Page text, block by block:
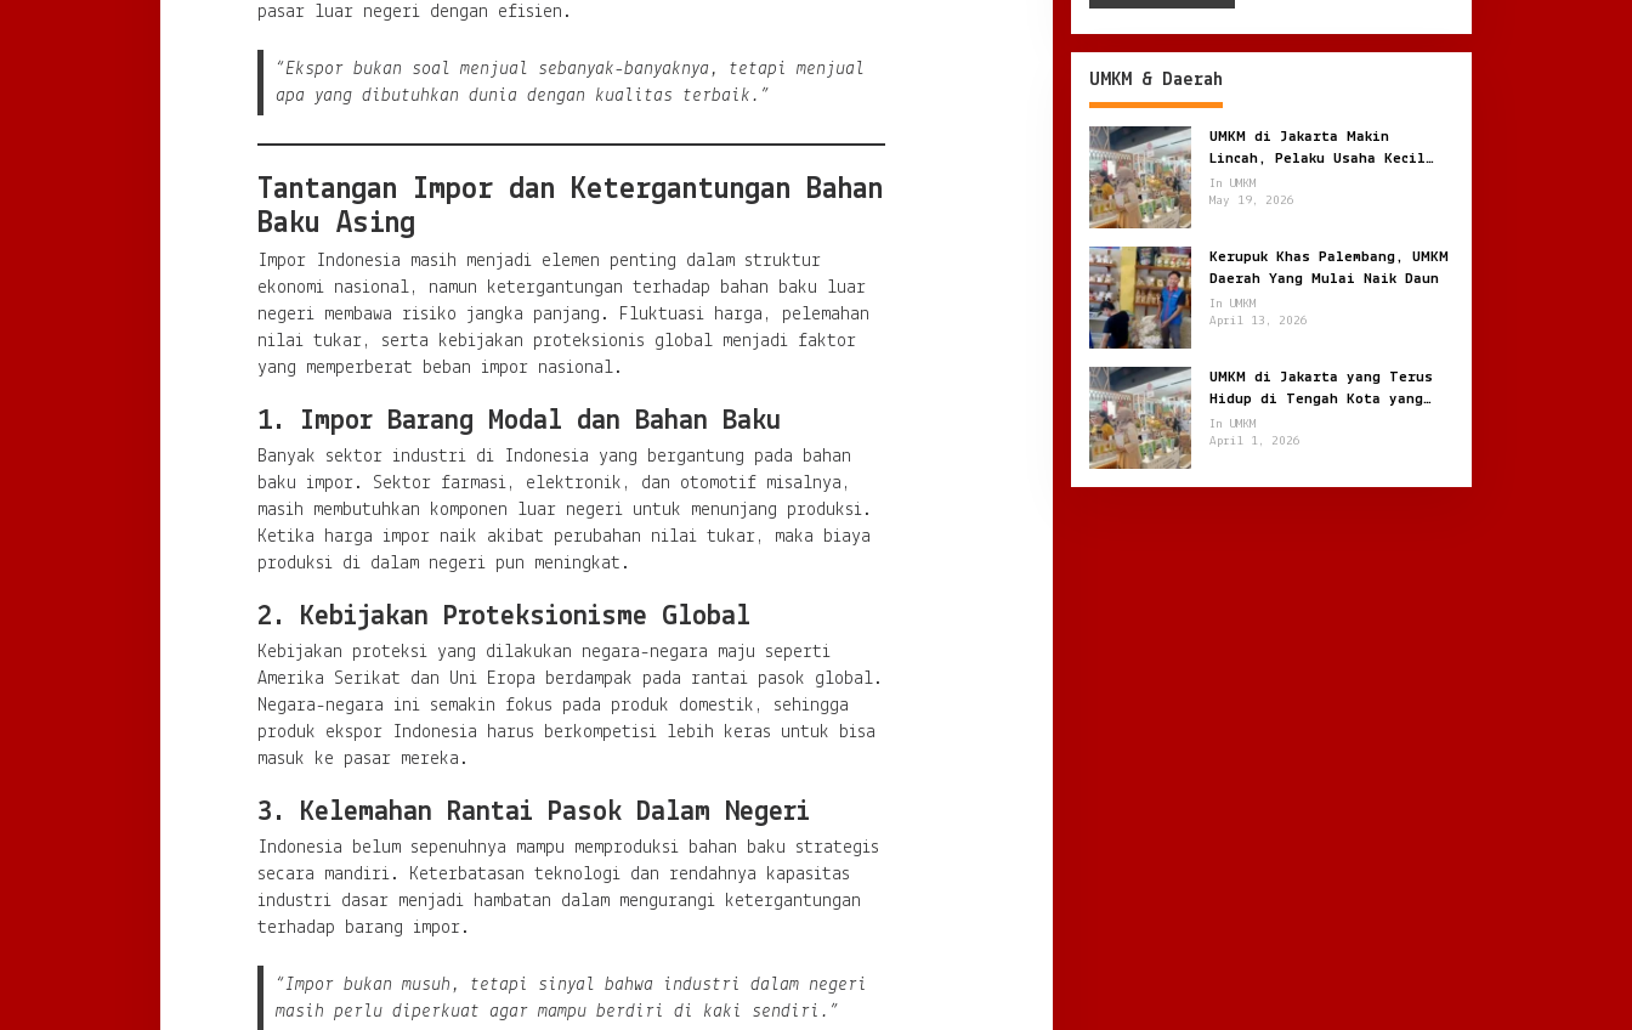
pasar luar negeri dengan efisien.
“Ekspor bukan soal menjual sebanyak-banyaknya, tetapi menjual
apa yang dibutuhkan dunia dengan kualitas terbaik.”
Tantangan Impor dan Ketergantungan Bahan
Baku Asing
Impor Indonesia masih menjadi elemen penting dalam struktur
ekonomi nasional, namun ketergantungan terhadap bahan baku luar
negeri membawa risiko jangka panjang. Fluktuasi harga, pelemahan
nilai tukar, serta kebijakan proteksionis global menjadi faktor
yang memperberat beban impor nasional.
1. Impor Barang Modal dan Bahan Baku
Banyak sektor industri di Indonesia yang bergantung pada bahan
baku impor. Sektor farmasi, elektronik, dan otomotif misalnya,
masih membutuhkan komponen luar negeri untuk menunjang produksi.
Ketika harga impor naik akibat perubahan nilai tukar, maka biaya
produksi di dalam negeri pun meningkat.
2. Kebijakan Proteksionisme Global
Kebijakan proteksi yang dilakukan negara-negara maju seperti
Amerika Serikat dan Uni Eropa berdampak pada rantai pasok global.
Negara-negara ini semakin fokus pada produk domestik, sehingga
produk ekspor Indonesia harus berkompetisi lebih keras untuk bisa
masuk ke pasar mereka.
3. Kelemahan Rantai Pasok Dalam Negeri
Indonesia belum sepenuhnya mampu memproduksi bahan baku strategis
secara mandiri. Keterbatasan teknologi dan rendahnya kapasitas
industri dasar menjadi hambatan dalam mengurangi ketergantungan
terhadap barang impor.
“Impor bukan musuh, tetapi sinyal bahwa industri dalam negeri
masih perlu diperkuat agar mampu berdiri di kaki sendiri.”
UMKM & Daerah
UMKM di Jakarta Makin
Lincah, Pelaku Usaha Kecil
Berburu Peluang di Kota
Besar
In UMKM
May 19, 2026
Kerupuk Khas Palembang, UMKM
Daerah Yang Mulai Naik Daun
In UMKM
April 13, 2026
UMKM di Jakarta yang Terus
Hidup di Tengah Kota yang
Bergerak Cepat
In UMKM
April 1, 2026